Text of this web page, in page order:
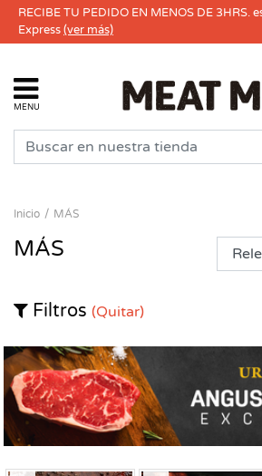
RECIBE TU PEDIDO EN MENOS DE 3HRS.
Express(ver más)
MENU
Inicio MÁS
MÁS
Filtros (Quitar)